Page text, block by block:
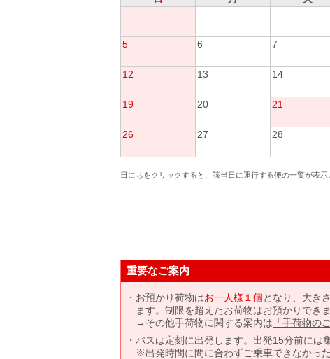
5 6 7
12 13 14
19 20 21
26 27 28
日にちをクリックすると、該当日に運行する便の一覧が表示
重要なご案内
お預かり荷物はお一人様１個となり、大き
ます。制限を超えたお荷物はお預かりできま
→その他手荷物に関する案内は 「手荷物の
バスは定刻に出発します。出発15分前には
※出発時間に間に合わずご乗車できなかっ